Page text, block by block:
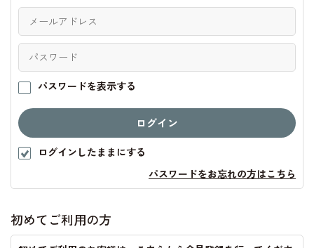
パスワードを表示する
ログインしたままにする
パスワードをお忘れの方はこちら
初めてご利用の方